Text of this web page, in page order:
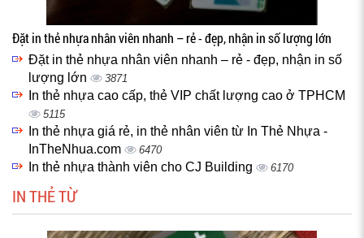
Đặt in thẻ nhựa nhân viên nhanh – rẻ - đẹp, nhận in số lượng lớn
Đặt in thẻ nhựa nhân viên nhanh – rẻ - đẹp, nhận in số
lượng lớn
3871
In thẻ nhựa cao cấp, thẻ VIP chất lượng cao ở TPHCM
5115
In thẻ nhựa giá rẻ, in thẻ nhân viên từ In Thẻ Nhựa -
InTheNhua.com
6470
In thẻ nhựa thành viên cho CJ Building 6170
IN THẺ TỪ